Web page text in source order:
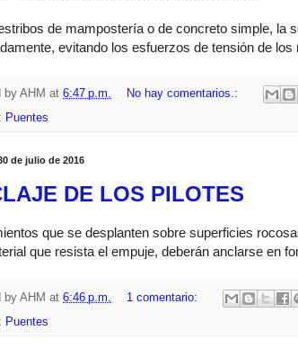
de mampostería o de concreto simple, la
evitando los esfuerzos de tensión de los
by AHM at 6:47 p.m.
No hay comentarios.:
Puentes
de julio de 2016
DE LOS PILOTES
que se desplanten sobre superficies
que resista el empuje, deberán anclarse en
by AHM at 6:46 p.m.
1 comentario:
Puentes